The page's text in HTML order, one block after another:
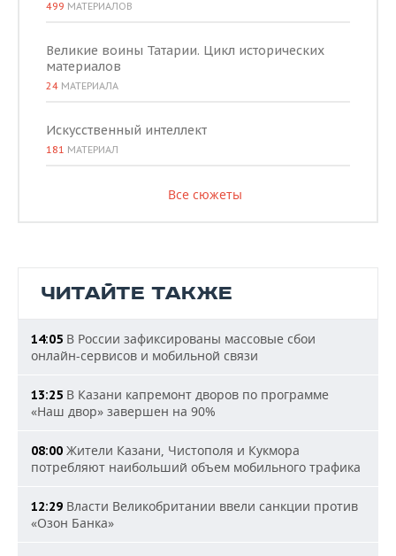
499 МАТЕРИАЛОВ
Великие воины Татарии. Цикл исторических
материалов
24 МАТЕРИАЛА
Искусственный интеллект
181 МАТЕРИАЛ
Все сюжеты
ЧИТАЙТЕ ТАКЖЕ
14:05 В России зафиксированы массовые сбои
онлайн-сервисов и мобильной связи
13:25 В Казани капремонт дворов по программе
«Наш двор» завершен на 90%
08:00 Жители Казани, Чистополя и Кукмора
потребляют наибольший объем мобильного трафика
12:29 Власти Великобритании ввели санкции против
«Озон Банка»